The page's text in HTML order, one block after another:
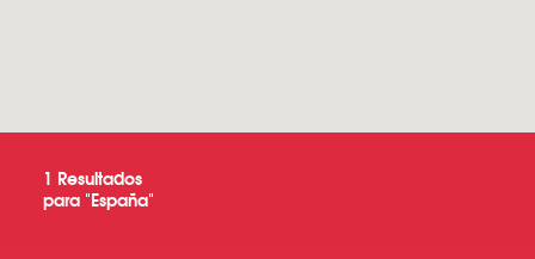
1 Resultados
para "España"